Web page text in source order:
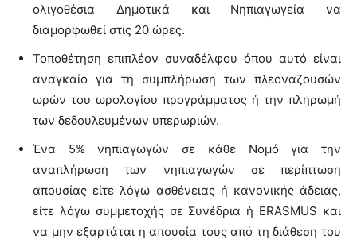
ολιγοθέσια Δημοτικά και Νηπιαγωγεία να
διαμορφωθεί στις 20 ώρες.
Τοποθέτηση επιπλέον συναδέλφου όπου αυτό είναι
αναγκαίο για τη συμπλήρωση των πλεοναζουσών
ωρών του ωρολογίου προγράμματος ή την πληρωμή
των δεδουλευμένων υπερωριών.
Ένα 5% νηπιαγωγών σε κάθε Νομό για την
αναπλήρωση των νηπιαγωγών σε περίπτωση
απουσίας είτε λόγω ασθένειας ή κανονικής άδειας,
είτε λόγω συμμετοχής σε Συνέδρια ή ERASMUS και
να μην εξαρτάται η απουσία τους από τη διάθεση του